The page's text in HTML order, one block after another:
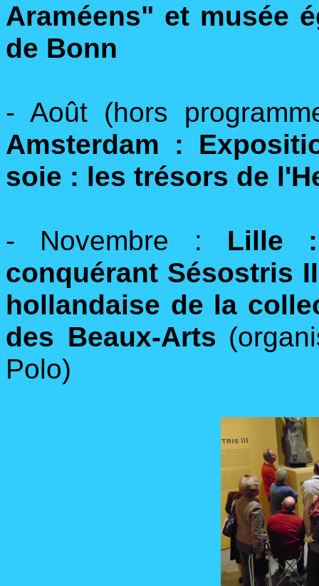
Araméens" et musée
de Bonn
- Août (hors
Amsterdam :
soie : les trésors de
- Novembre : Lille
conquérant Sésostris
hollandaise de la
des Beaux-Arts
Polo)